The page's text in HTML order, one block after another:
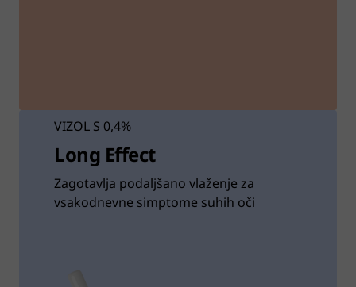
VIZOL S 0,4%
Long Effect
Zagotavlja podaljšano vlaženje za
vsakodnevne simptome suhih oči